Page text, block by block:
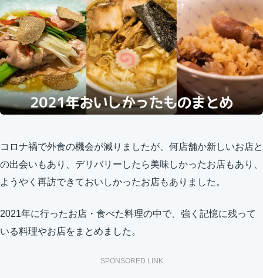
コロナ禍で外食の機会が減りましたが、何店舗か新しいお店と
の出会いもあり、デリバリーしたら美味しかったお店もあり、
ようやく再訪できておいしかったお店もありました。
2021年に行ったお店・食べた料理の中で、強く記憶に残って
いる料理やお店をまとめました。
SPONSORED LINK